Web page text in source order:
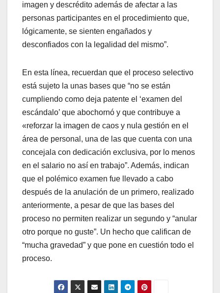
imagen y descrédito además de afectar a las
personas participantes en el procedimiento que,
lógicamente, se sienten engañados y
desconfiados con la legalidad del mismo”.
En esta línea, recuerdan que el proceso selectivo
está sujeto la unas bases que “no se están
cumpliendo como deja patente el ‘examen del
escándalo’ que abochornó y que contribuye a
«reforzar la imagen de caos y nula gestión en el
área de personal, una de las que cuenta con una
concejala con dedicación exclusiva, por lo menos
en el salario no así en trabajo”. Además, indican
que el polémico examen fue llevado a cabo
después de la anulación de un primero, realizado
anteriormente, a pesar de que las bases del
proceso no permiten realizar un segundo y “anular
otro porque no guste”. Un hecho que califican de
“mucha gravedad” y que pone en cuestión todo el
proceso.